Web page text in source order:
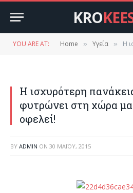
KRO
YOU ARE AT: Home » Υγεία » Η
Η ισχυρότερη
φυτρώνει στη χώρα
οφελεί!
BY ADMIN ON 30 ΜΑΪ́ΟΥ, 2015